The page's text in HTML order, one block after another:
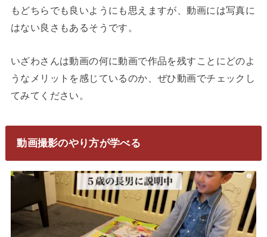
もどちらでも良いようにも思えますが、動画には写真に
はない良さもあるそうです。
いざわさんは動画の何に動画で作品を残すことにどのよ
うなメリットを感じているのか、ぜひ動画でチェックし
てみてください。
動画撮影のやり方が学べる